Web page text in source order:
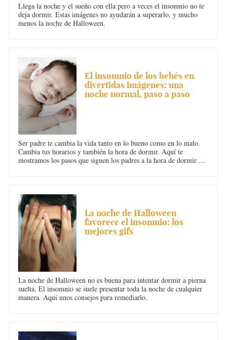
Llega la noche y el sueño con ella pero a veces el insomnio no te
deja dormir. Estas imágenes no ayudarán a superarlo, y mucho
menos la noche de Halloween.
El insomnio de los bebés en
divertidas imágenes: una
noche normal, paso a paso
Ser padre te cambia la vida tanto en lo bueno como en lo malo.
Cambia tus horarios y también la hora de dormir. Aquí te
mostramos los pasos que siguen los padres a la hora de dormir a
La noche de Halloween
favorece el insomnio: los
mejores gifs
La noche de Halloween no es buena para intentar dormir a pierna
suelta. El insomnio se suele presentar toda la noche de cualquier
manera. Aquí unos consejos para remediarlo.